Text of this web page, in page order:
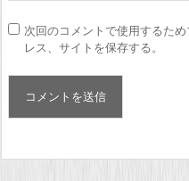
次回のコメントで使用するた
レス、サイトを保存する。